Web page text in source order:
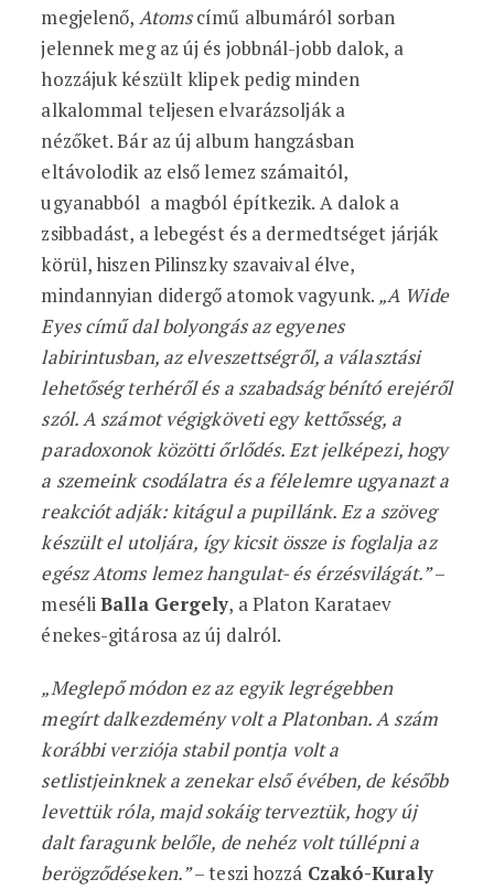
megjelenő, Atomscímű albumáról sorban
jelennek meg az új és jobbnál-jobb dalok, a
hozzájuk készült klipek pedig minden
alkalommal teljesen elvarázsolják a
nézőket. Bár az új album hangzásban
eltávolodik az első lemez számaitól,
ugyanabból a magból építkezik. A dalok a
zsibbadást, a lebegést és a dermedtséget járják
körül, hiszen Pilinszky szavaival élve,
mindannyian didergő atomok vagyunk. „A Wide
Eyes című dal bolyongás az egyenes
labirintusban, az elveszettségről, a választási
lehetőség terhéről és a szabadság bénító erejéről
szól. A számot végigköveti egy kettősség, a
paradoxonok közötti őrlődés. Ezt jelképezi, hogy
a szemeink csodálatra és a félelemre ugyanazt a
reakciót adják: kitágul a pupillánk. Ez a szöveg
készült el utoljára, így kicsit össze is foglalja az
egész Atoms lemez hangulat- és érzésvilágát.”–
meséliBalla Gergely, a Platon Karataev
énekes-gitárosa az új dalról.
„Meglepő módon ez az egyik legrégebben
megírt dalkezdemény volt a Platonban. A szám
korábbi verziója stabil pontja volt a
setlistjeinknek a zenekar első évében, de később
levettük róla, majd sokáig terveztük, hogy új
dalt faragunk belőle, de nehéz volt túllépni a
berögződéseken.”– teszi hozzá Czakó-Kuraly